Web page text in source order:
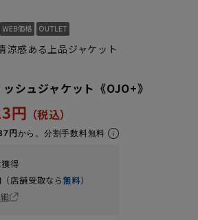
涼感ある上品ジャケット
シュジャケット《OJO+》
円
円から。分割手数料無料
得
店舗受取なら無料）